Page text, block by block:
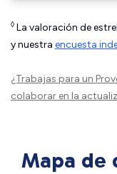
◊ La valoración de
y nuestra encuesta
¿Trabajas para un
colaborar en la
Mapa de